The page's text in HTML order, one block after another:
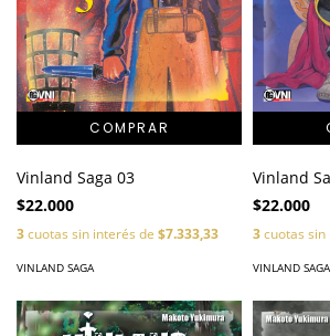
Vinland Saga 03
$22.000
3cuotas sin interés de $7.333,33
VINLAND SAGA
Vinland
$22.000
3cuotas sin
VINLAND SAGA